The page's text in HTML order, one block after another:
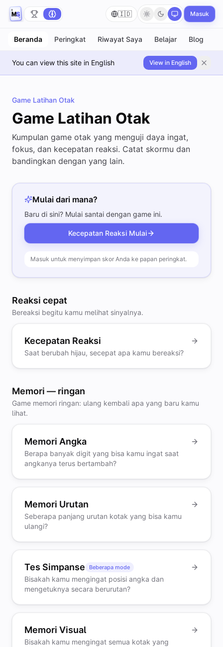
🇮🇩 Masuk
Beranda Peringkat Riwayat Saya Belajar Blog
You can view this site in English View in English
Game Latihan Otak
Game Latihan Otak
Kumpulan game otak yang menguji daya ingat,
fokus, dan kecepatan reaksi. Catat skormu dan
bandingkan dengan yang lain.
Mulai dari mana?
Baru di sini? Mulai santai dengan game ini.
Kecepatan Reaksi Mulai
Masuk untuk menyimpan skor Anda ke papan peringkat.
Reaksi cepat
Bereaksi begitu kamu melihat sinyalnya.
Kecepatan Reaksi
Saat berubah hijau, secepat apa kamu bereaksi?
Memori — ringan
Game memori ringan: ulang kembali apa yang baru kamu
lihat.
Memori Angka
Berapa banyak digit yang bisa kamu ingat saat
angkanya terus bertambah?
Memori Urutan
Seberapa panjang urutan kotak yang bisa kamu
ulangi?
Tes Simpanse Beberapa mode
Bisakah kamu mengingat posisi angka dan
mengetuknya secara berurutan?
Memori Visual
Bisakah kamu mengingat semua kotak yang